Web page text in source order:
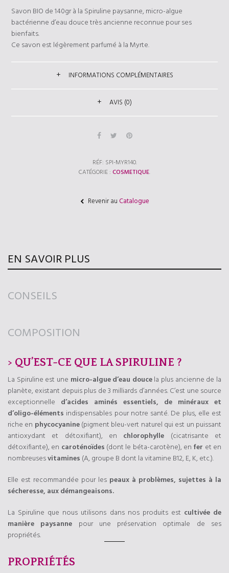
Savon BIO de 140gr à la Spiruline paysanne, micro-algue
bactérienne d’eau douce très ancienne reconnue pour ses
bienfaits.
Ce savon est légèrement parfumé à la Myrte.
INFORMATIONS COMPLÉMENTAIRES
AVIS (0)
RÉF: SPI-MYR140.
CATÉGORIE :COSMETIQUE.
Revenir auCatalogue
EN SAVOIR PLUS
CONSEILS
COMPOSITION
> QU’EST-CE QUE LA SPIRULINE ?
La Spiruline est une micro-algue d’eau doucela plus ancienne de la
planète, existant depuis plus de 3 milliards d’années. C’est une source
exceptionnelle d’acides aminés essentiels, de minéraux et
d’oligo-éléments indispensables pour notre santé. De plus, elle est
riche en phycocyanine(pigment bleu-vert naturel qui est un puissant
antioxydant et détoxifiant), en chlorophylle (cicatrisante et
détoxifiante), en caroténoïdes (dont le béta-carotène), en fer et en
nombreusesvitamines (A, groupe B dont la vitamine B12, E, K, etc.).
Elle est recommandée pour les peaux à problèmes, sujettes à la
sécheresse, aux démangeaisons.
La Spiruline que nous utilisons dans nos produits est cultivée de
manière paysanne pour une préservation optimale de ses
propriétés.
PROPRIÉTÉS